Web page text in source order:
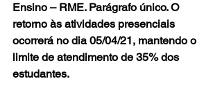
Ensino – RME. Parágrafo único. O
retorno às atividades presenciais
ocorrerá no dia 05/04/21, mantendo o
limite de atendimento de 35% dos
estudantes.